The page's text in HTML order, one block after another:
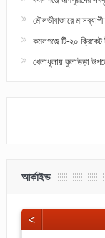
মৌলভীবাজারে
কমলগঞ্জে টি-২০ ক্রিকেট
খেলাধূলায় কুলাউড়া
আর্কাইভ
<